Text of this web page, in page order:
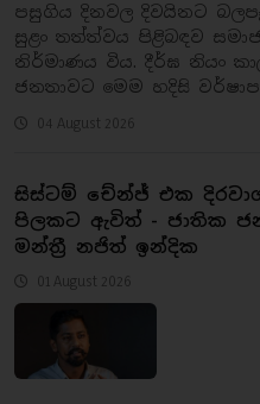
​පසුගිය දිනවල දිවයිනට
සුළං තත්ත්වය පිළිබඳව
නිර්මාණය විය. දීර්ඝ නියං
ජනතාවට මෙම හදිසි
04 August 2026
සිස්ටම් චේන්ජ් එක
පිලකට ඇවිත් - ජාතික
මන්ත්‍රී නජිත් ඉන්දික
01 August 2026